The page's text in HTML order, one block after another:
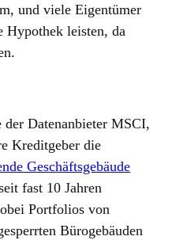
und viele Eigentümer
Hypothek leisten, da
Datenanbieter MSCI,
Kreditgeber die
Geschäftsgebäude
fast 10 Jahren
Portfolios von
Bürogebäuden